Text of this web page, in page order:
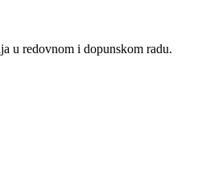
u redovnom i dopunskom radu.